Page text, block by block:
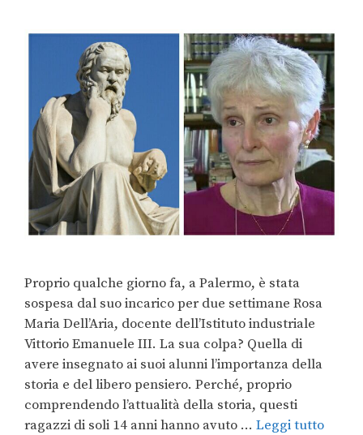
Proprio qualche giorno fa, a Palermo, è stata
sospesa dal suo incarico per due settimane Rosa
Maria Dell’Aria, docente dell’Istituto industriale
Vittorio Emanuele III. La sua colpa? Quella di
avere insegnato ai suoi alunni l’importanza della
storia e del libero pensiero. Perché, proprio
comprendendo l’attualità della storia, questi
ragazzi di soli 14 anni hanno avuto … Leggi tutto